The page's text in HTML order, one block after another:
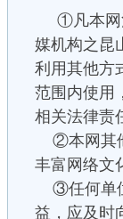
①凡本网
媒机构之昆
利用其他方
范围内使用
相关法律责
②本网其
丰富网络文
③任何单
益，应及时